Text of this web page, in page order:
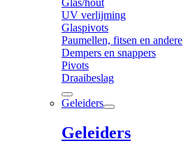
UV verlijming
Glaspivots
Paumellen, fitsen en andere
Dempers en snappers
Pivots
Draaibeslag
Geleiders
Geleiders